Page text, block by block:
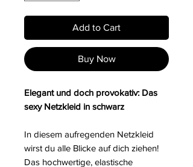
Add to Cart
Buy Now
Elegant und doch provokativ: Das
sexy Netzkleid in schwarz
In diesem aufregenden Netzkleid
wirst du alle Blicke auf dich ziehen!
Das hochwertige, elastische